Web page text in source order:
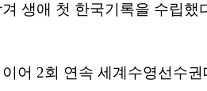
생애 첫 한국기록을 수립했
이어2회 연속 세계수영선수권